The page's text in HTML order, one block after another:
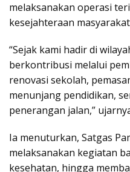
melaksanakan operasi
kesejahteraan
“Sejak kami hadir di
berkontribusi melalui
renovasi sekolah,
menunjang pendidikan,
penerangan jalan,”
Ia menuturkan, Satgas
melaksanakan kegiatan
kesehatan, hingga